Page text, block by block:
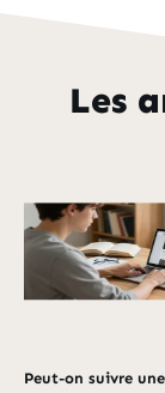
Les
Peut-on suivre